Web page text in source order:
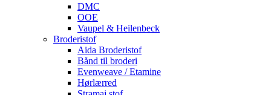
DMC
OOE
Vaupel & Heilenbeck
Broderistof
Aida Broderistof
Bånd til broderi
Evenweave / Etamine
Hørlærred